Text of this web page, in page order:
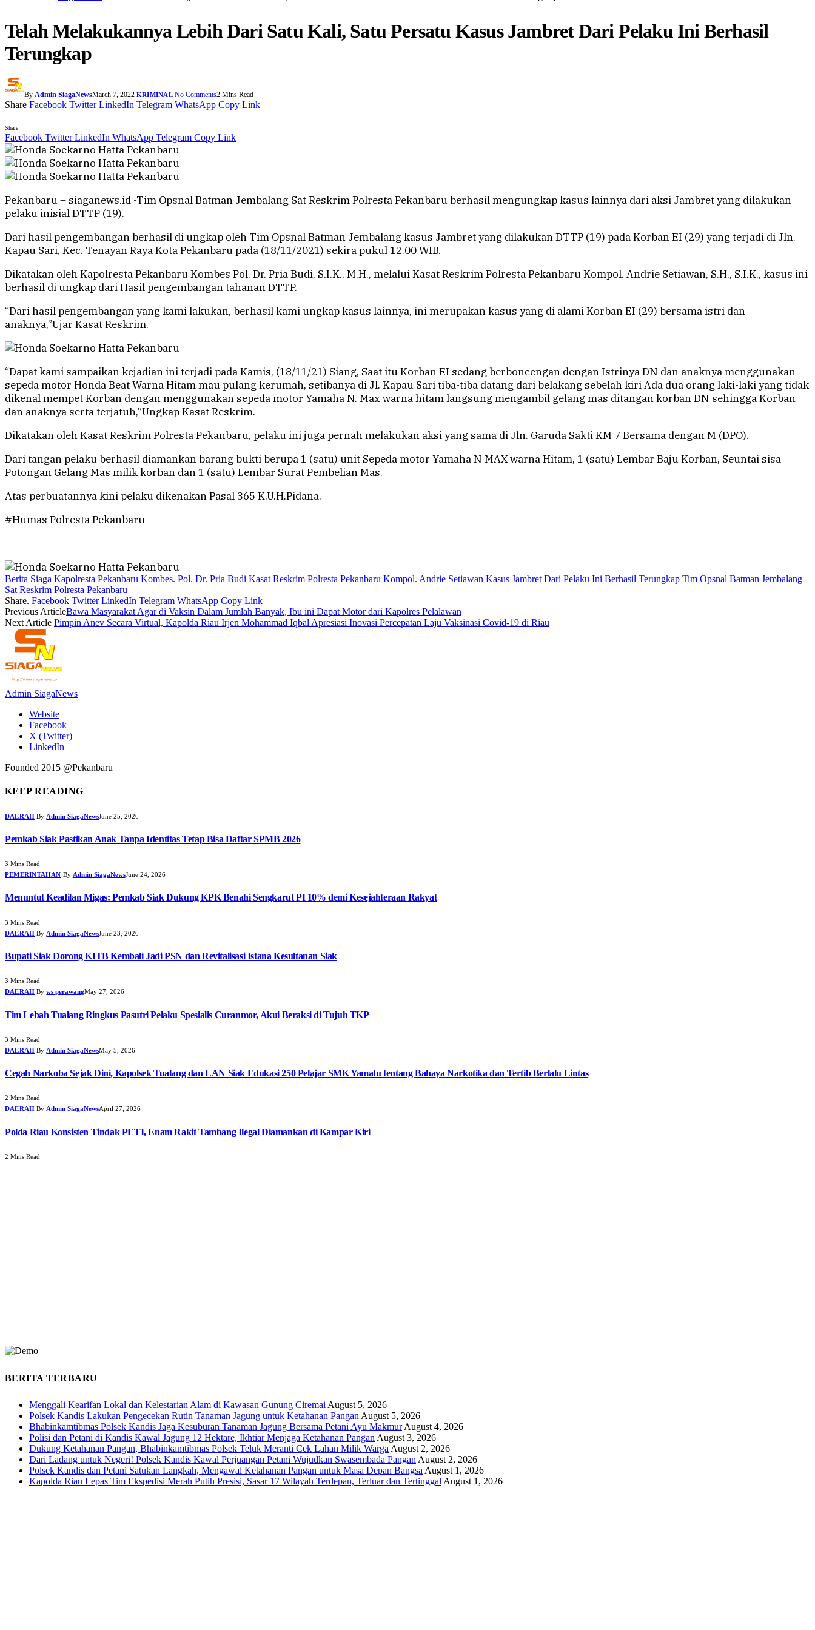
Telah Melakukannya Lebih Dari Satu Kali, Satu Persatu Kasus Jambret Dari Pelaku Ini Berhasil
Terungkap
By Admin SiagaNewsMarch 7, 2022 KRIMINAL No Comments2 Mins Read
Share Facebook Twitter LinkedIn Telegram WhatsApp Copy Link
Share
Facebook Twitter LinkedIn WhatsApp Telegram Copy Link
Pekanbaru – siaganews.id -Tim Opsnal Batman Jembalang Sat Reskrim Polresta Pekanbaru berhasil mengungkap kasus lainnya dari aksi Jambret yang dilakukan
pelaku inisial DTTP (19).
Dari hasil pengembangan berhasil di ungkap oleh Tim Opsnal Batman Jembalang kasus Jambret yang dilakukan DTTP (19) pada Korban EI (29) yang terjadi di Jln.
Kapau Sari, Kec. Tenayan Raya Kota Pekanbaru pada (18/11/2021) sekira pukul 12.00 WIB.
Dikatakan oleh Kapolresta Pekanbaru Kombes Pol. Dr. Pria Budi, S.I.K., M.H., melalui Kasat Reskrim Polresta Pekanbaru Kompol. Andrie Setiawan, S.H., S.I.K., kasus ini
berhasil di ungkap dari Hasil pengembangan tahanan DTTP.
“Dari hasil pengembangan yang kami lakukan, berhasil kami ungkap kasus lainnya, ini merupakan kasus yang di alami Korban EI (29) bersama istri dan
anaknya,”Ujar Kasat Reskrim.
“Dapat kami sampaikan kejadian ini terjadi pada Kamis, (18/11/21) Siang, Saat itu Korban EI sedang berboncengan dengan Istrinya DN dan anaknya menggunakan
sepeda motor Honda Beat Warna Hitam mau pulang kerumah, setibanya di Jl. Kapau Sari tiba-tiba datang dari belakang sebelah kiri Ada dua orang laki-laki yang tidak
dikenal mempet Korban dengan menggunakan sepeda motor Yamaha N. Max warna hitam langsung mengambil gelang mas ditangan korban DN sehingga Korban
dan anaknya serta terjatuh,”Ungkap Kasat Reskrim.
Dikatakan oleh Kasat Reskrim Polresta Pekanbaru, pelaku ini juga pernah melakukan aksi yang sama di Jln. Garuda Sakti KM 7 Bersama dengan M (DPO).
Dari tangan pelaku berhasil diamankan barang bukti berupa 1 (satu) unit Sepeda motor Yamaha N MAX warna Hitam, 1 (satu) Lembar Baju Korban, Seuntai sisa
Potongan Gelang Mas milik korban dan 1 (satu) Lembar Surat Pembelian Mas.
Atas perbuatannya kini pelaku dikenakan Pasal 365 K.U.H.Pidana.
#Humas Polresta Pekanbaru
Berita Siaga Kapolresta Pekanbaru Kombes. Pol. Dr. Pria Budi Kasat Reskrim Polresta Pekanbaru Kompol. Andrie Setiawan Kasus Jambret Dari Pelaku Ini Berhasil Terungkap Tim Opsnal Batman Jembalang
Sat Reskrim Polresta Pekanbaru
Share. Facebook Twitter LinkedIn Telegram WhatsApp Copy Link
Previous ArticleBawa Masyarakat Agar di Vaksin Dalam Jumlah Banyak, Ibu ini Dapat Motor dari Kapolres Pelalawan
Next Article Pimpin Anev Secara Virtual, Kapolda Riau Irjen Mohammad Iqbal Apresiasi Inovasi Percepatan Laju Vaksinasi Covid-19 di Riau
Admin SiagaNews
Website
Facebook
X (Twitter)
LinkedIn
Founded 2015 @Pekanbaru
KEEP READING
DAERAH By Admin SiagaNewsJune 25, 2026
Pemkab Siak Pastikan Anak Tanpa Identitas Tetap Bisa Daftar SPMB 2026
3 Mins Read
PEMERINTAHAN By Admin SiagaNewsJune 24, 2026
Menuntut Keadilan Migas: Pemkab Siak Dukung KPK Benahi Sengkarut PI 10% demi Kesejahteraan Rakyat
3 Mins Read
DAERAH By Admin SiagaNewsJune 23, 2026
Bupati Siak Dorong KITB Kembali Jadi PSN dan Revitalisasi Istana Kesultanan Siak
3 Mins Read
DAERAH By ws perawangMay 27, 2026
Tim Lebah Tualang Ringkus Pasutri Pelaku Spesialis Curanmor, Akui Beraksi di Tujuh TKP
3 Mins Read
DAERAH By Admin SiagaNewsMay 5, 2026
Cegah Narkoba Sejak Dini, Kapolsek Tualang dan LAN Siak Edukasi 250 Pelajar SMK Yamatu tentang Bahaya Narkotika dan Tertib Berlalu Lintas
2 Mins Read
DAERAH By Admin SiagaNewsApril 27, 2026
Polda Riau Konsisten Tindak PETI, Enam Rakit Tambang Ilegal Diamankan di Kampar Kiri
2 Mins Read
BERITA TERBARU
Menggali Kearifan Lokal dan Kelestarian Alam di Kawasan Gunung Ciremai August 5, 2026
Polsek Kandis Lakukan Pengecekan Rutin Tanaman Jagung untuk Ketahanan Pangan August 5, 2026
Bhabinkamtibmas Polsek Kandis Jaga Kesuburan Tanaman Jagung Bersama Petani Ayu Makmur August 4, 2026
Polisi dan Petani di Kandis Kawal Jagung 12 Hektare, Ikhtiar Menjaga Ketahanan Pangan August 3, 2026
Dukung Ketahanan Pangan, Bhabinkamtibmas Polsek Teluk Meranti Cek Lahan Milik Warga August 2, 2026
Dari Ladang untuk Negeri! Polsek Kandis Kawal Perjuangan Petani Wujudkan Swasembada Pangan August 2, 2026
Polsek Kandis dan Petani Satukan Langkah, Mengawal Ketahanan Pangan untuk Masa Depan Bangsa August 1, 2026
Kapolda Riau Lepas Tim Ekspedisi Merah Putih Presisi, Sasar 17 Wilayah Terdepan, Terluar dan Tertinggal August 1, 2026